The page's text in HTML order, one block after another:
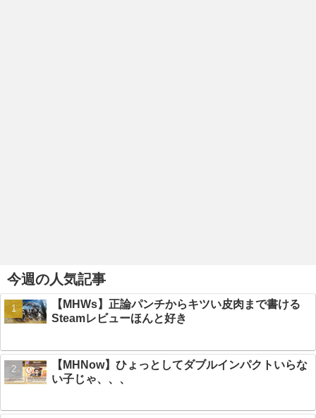
今週の人気記事
【MHWs】正論パンチからキツい皮肉まで書ける
Steamレビューほんと好き
【MHNow】ひょっとしてダブルインパクトいらな
い子じゃ、、、